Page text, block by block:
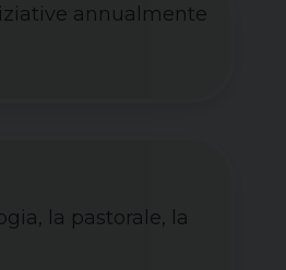
annualmente
la pastorale, la